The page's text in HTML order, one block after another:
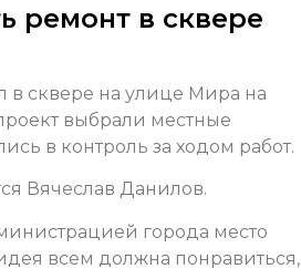
ремонт в сквере
в сквере на улице Мира на
выбрали местные
в контроль за ходом работ.
Вячеслав Данилов.
города место
всем должна понравиться,